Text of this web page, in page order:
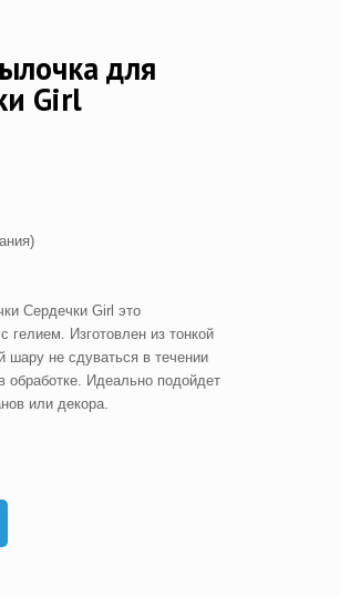
для
Girl
Сердечки Girl это
Изготовлен из тонкой
не сдуваться в течении
обработке. Идеально подойдет
или декора.